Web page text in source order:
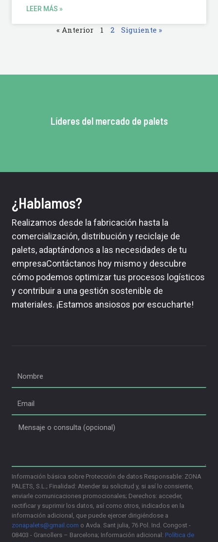
LEER MÁS »
« Anterior 1 2 Siguiente »
Líderes del mercado de palets
¿Hablamos?
Realizamos desde la fabricación hasta la
comercialización, distribución y reciclaje de
palets, adaptándonos a las necesidades de tu
empresaContáctanos hoy mismo y descubre
cómo podemos optimizar tus procesos logísticos
y contribuir a una gestión sostenible de
materiales. ¡Estamos ansiosos por escucharte!
Información básica sobre Protección de datos Responsable: ZONA
PALETS, S.L.; Finalidad: Atender su solicitud y, si así lo consiente,
enviarle comunicaciones promocionales; Derechos: acceder,
rectificar y suprimir los datos, así como otros, indicados en la
información adicional, que puede ejercer dirigiéndose a
zonapalets@gmail.com o Avda. Sant julia, 76 Pol. Ind. Congost -
08403 - Granollers – Barcelona; Información adicional: Política de